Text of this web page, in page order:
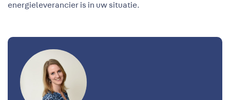
energieleverancier is in uw situatie.